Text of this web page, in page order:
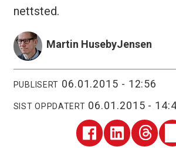
nettsted.
Martin HusebyJensen
PUBLISERT 06.01.2015 - 12:56
SIST OPPDATERT 06.01.2015 -